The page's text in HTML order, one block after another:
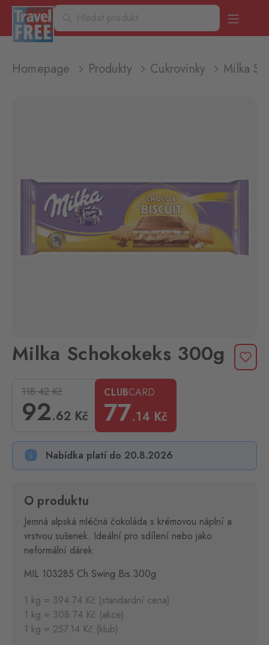
Homepage Produkty Cukrovinky Milka
Milka Schokokeks 300g
118.42Kč
92.62 Kč
CLUBCARD
77.14 Kč
Nabídka platí do 20.8.2026
O produktu
Jemná alpská mléčná čokoláda s krémovou náplní a
vrstvou sušenek. Ideální pro sdílení nebo jako
neformální dárek.
MIL 103285 Ch.Swing Bis.300g
1 kg = 394.74 Kč (standardní cena)
1 kg = 308.74 Kč (akce)
1 kg = 257.14 Kč (klub)